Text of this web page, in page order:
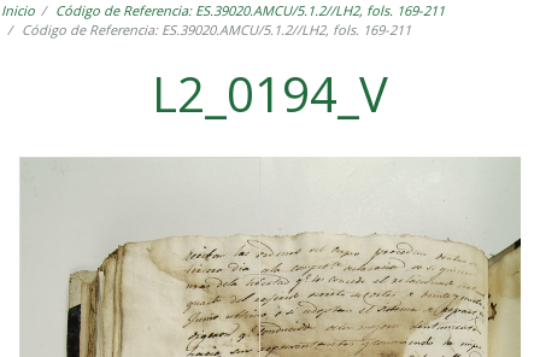
Inicio
Código de Referencia: ES.39020.AMCU/5.1.2//LH2, fols. 169-211
Código de Referencia: ES.39020.AMCU/5.1.2//LH2, fols. 169-211
L2_0194_V